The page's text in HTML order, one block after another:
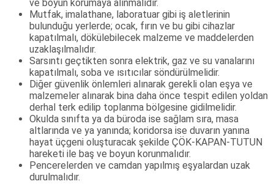
ve boyun korumaya alınmalıdır.
Mutfak, imalathane, laboratuar gibi iş aletlerinin
bulunduğu yerlerde; ocak, fırın ve bu gibi cihazlar
kapatılmalı, dökülebilecek malzeme ve maddelerden
uzaklaşılmalıdır.
Sarsıntı geçtikten sonra elektrik, gaz ve su vanalarını
kapatılmalı, soba ve ısıtıcılar söndürülmelidir.
Diğer güvenlik önlemleri alınarak gerekli olan eşya ve
malzemeler alınarak bina daha önce tespit edilen yoldan
derhal terk edilip toplanma bölgesine gidilmelidir.
Okulda sınıfta ya da büroda ise sağlam sıra, masa
altlarında ve ya yanında; koridorsa ise duvarın yanına
hayat üçgeni oluşturacak şekilde ÇÖK-KAPAN-TUTUN
hareketi ile baş ve boyun korunmalıdır.
Pencerelerden ve camdan yapılmış eşyalardan uzak
durulmalıdır.